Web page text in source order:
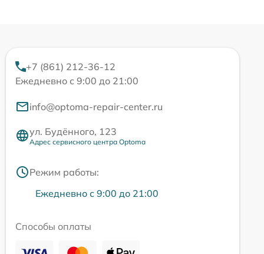
+7 (861) 212-36-12
Ежедневно с 9:00 до 21:00
info@optoma-repair-center.ru
ул. Будённого, 123
Адрес сервисного центра Optoma
Режим работы:
Ежедневно с 9:00 до 21:00
Способы оплаты